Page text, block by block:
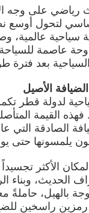
على وجه
لتحول أوسع
عالمية،
بعد فترة
الأصيل
لدولة قطر تكمن
القيمة
الأكثر
الحديث، وبناء
بالهيل، حاملةً
راسخين